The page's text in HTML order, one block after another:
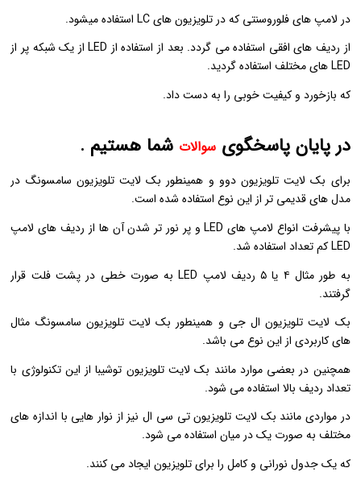
در لامپ های فلوروسنتی که در تلویزیون های LC استفاده میشود.
از ردیف های افقی استفاده می گردد. بعد از استفاده از LED از یک شبکه پر از
LED های مختلف استفاده گردید.
که بازخورد و کیفیت خوبی را به دست داد.
در پایان پاسخگویسوالات شما هستیم .
برای بک لایت تلویزیون دوو و همینطور بک لایت تلویزیون سامسونگ در
مدل های قدیمی تر از این نوع استفاده شده است.
با پیشرفت انواع لامپ های LED و پر نور تر شدن آن ها از ردیف های لامپ
LED کم تعداد استفاده شد.
به طور مثال ۴ یا ۵ ردیف لامپ LED به صورت خطی در پشت فلت قرار
گرفتند.
بک لایت تلویزیون ال جی و همینطور بک لایت تلویزیون سامسونگ مثال
های کاربردی از این نوع می باشد.
همچنین در بعضی موارد مانند بک لایت تلویزیون توشیبا از این تکنولوژی با
تعداد ردیف بالا استفاده می شود.
در مواردی مانند بک لایت تلویزیون تی سی ال نیز از نوار هایی با اندازه های
مختلف به صورت یک در میان استفاده می شود.
که یک جدول نورانی و کامل را برای تلویزیون ایجاد می کنند.